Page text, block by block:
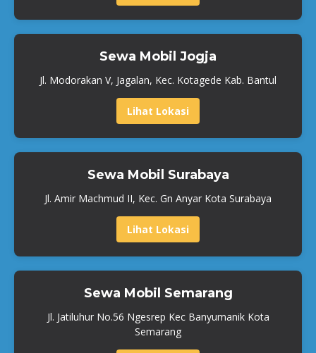
Sewa Mobil Jogja
Jl. Modorakan V, Jagalan, Kec. Kotagede Kab. Bantul
Lihat Lokasi
Sewa Mobil Surabaya
Jl. Amir Machmud II, Kec. Gn Anyar Kota Surabaya
Lihat Lokasi
Sewa Mobil Semarang
Jl. Jatiluhur No.56 Ngesrep Kec Banyumanik Kota
Semarang